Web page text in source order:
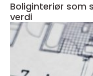
Boliginteriør som
verdi